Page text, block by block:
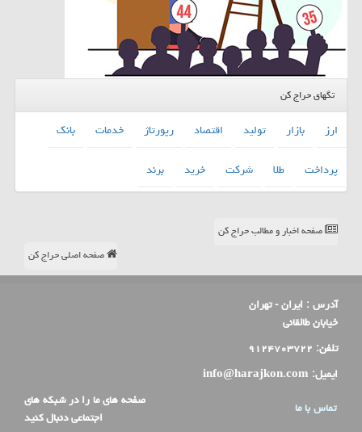
تگهای حراج کن
ارز بازار تولید اقتصاد رپورتاژ خدمات
بانك
پرداخت
طلا شركت خرید برند
صفحه اخبار و مطالب حراج کن
صفحه اصلی حراج کن
آدرس : ایران - تهران
خیابان طالقانی
تلفن: ۹۱۲۴۷۰۳۷۲۲
ایمیل: info@harajkon.com
تماس با ما
صفحه های ما را در شبکه های
اجتماعی دنبال کنید